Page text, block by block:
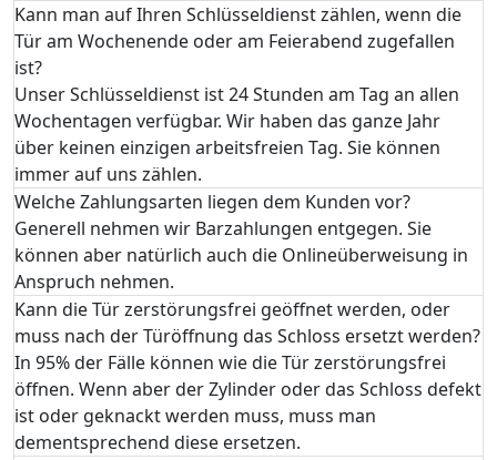
Kann man auf Ihren Schlüsseldienst zählen, wenn die
Tür am Wochenende oder am Feierabend zugefallen
ist?
Unser Schlüsseldienst ist 24 Stunden am Tag an allen
Wochentagen verfügbar. Wir haben das ganze Jahr
über keinen einzigen arbeitsfreien Tag. Sie können
immer auf uns zählen.
Welche Zahlungsarten liegen dem Kunden vor?
Generell nehmen wir Barzahlungen entgegen. Sie
können aber natürlich auch die Onlineüberweisung in
Anspruch nehmen.
Kann die Tür zerstörungsfrei geöffnet werden, oder
muss nach der Türöffnung das Schloss ersetzt werden?
In 95% der Fälle können wie die Tür zerstörungsfrei
öffnen. Wenn aber der Zylinder oder das Schloss defekt
ist oder geknackt werden muss, muss man
dementsprechend diese ersetzen.